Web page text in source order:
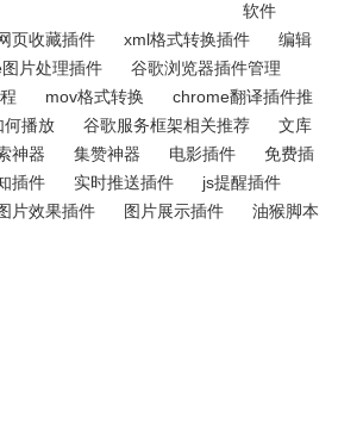
软件
页收藏插件 xml格式转换插件
编辑
片处理插件
谷歌浏览器插件管理
mov格式转换
chrome翻译插件推
何播放 谷歌服务框架相关推荐
文库
神器 集赞神器 电影插件
免费插
插件 实时推送插件
js提醒插件
片效果插件 图片展示插件
油猴脚本